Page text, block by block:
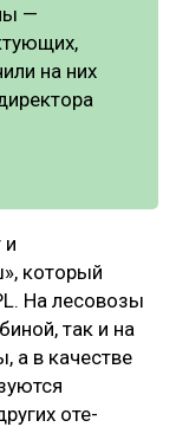
—
на них
и
который
На лесовозы
так и на
а в качестве
оте-